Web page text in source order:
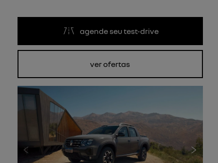
agende seu test-drive
ver ofertas
Anterior